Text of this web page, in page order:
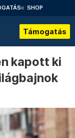
SHOP
Támogatás
kapott ki